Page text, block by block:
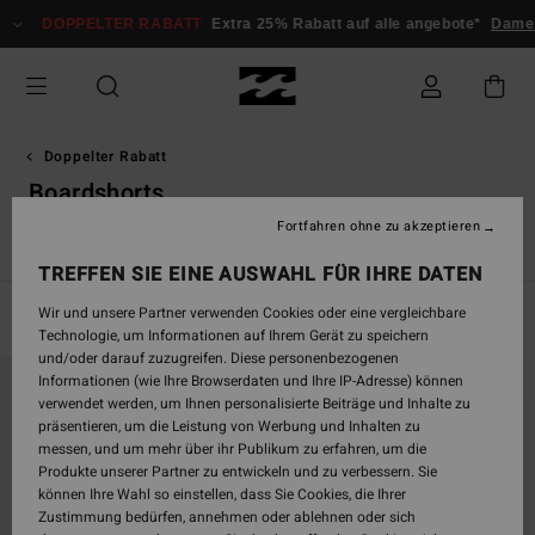
zur
Auswahl
springen
RABATT Extra 25% Rabatt auf alle angebote* Damen Herren
Doppelter Rabatt
Boardshorts
Filtern & Sortieren 64Ergebnisse
Direkt
Filterkriterien
springen
Überspringen
filtern
TREFFEN SIE EINE AUSWAHL FÜR IHRE DATEN
Wir und unsere Partner verwenden Cookies oder eine vergleichbare
Technologie, um Informationen auf Ihrem Gerät zu speichern
und/oder darauf zuzugreifen. Diese personenbezogenen
Informationen (wie Ihre Browserdaten und Ihre IP-Adresse) können
verwendet werden, um Ihnen personalisierte Beiträge und Inhalte zu
präsentieren, um die Leistung von Werbung und Inhalten zu
messen, und um mehr über ihr Publikum zu erfahren, um die
Produkte unserer Partner zu entwickeln und zu verbessern. Sie
können Ihre Wahl so einstellen, dass Sie Cookies, die Ihrer
Zustimmung bedürfen, annehmen oder ablehnen oder sich
Fortfahren ohne zu akzeptieren